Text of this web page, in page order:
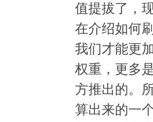
值提拔了，
在介绍如何
我们才能更
权重，更多
方推出的。
算出来的一